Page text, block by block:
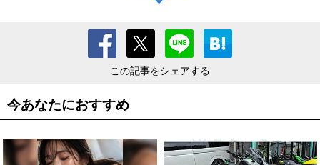
この記事をシェアする
今あなたにおすすめ